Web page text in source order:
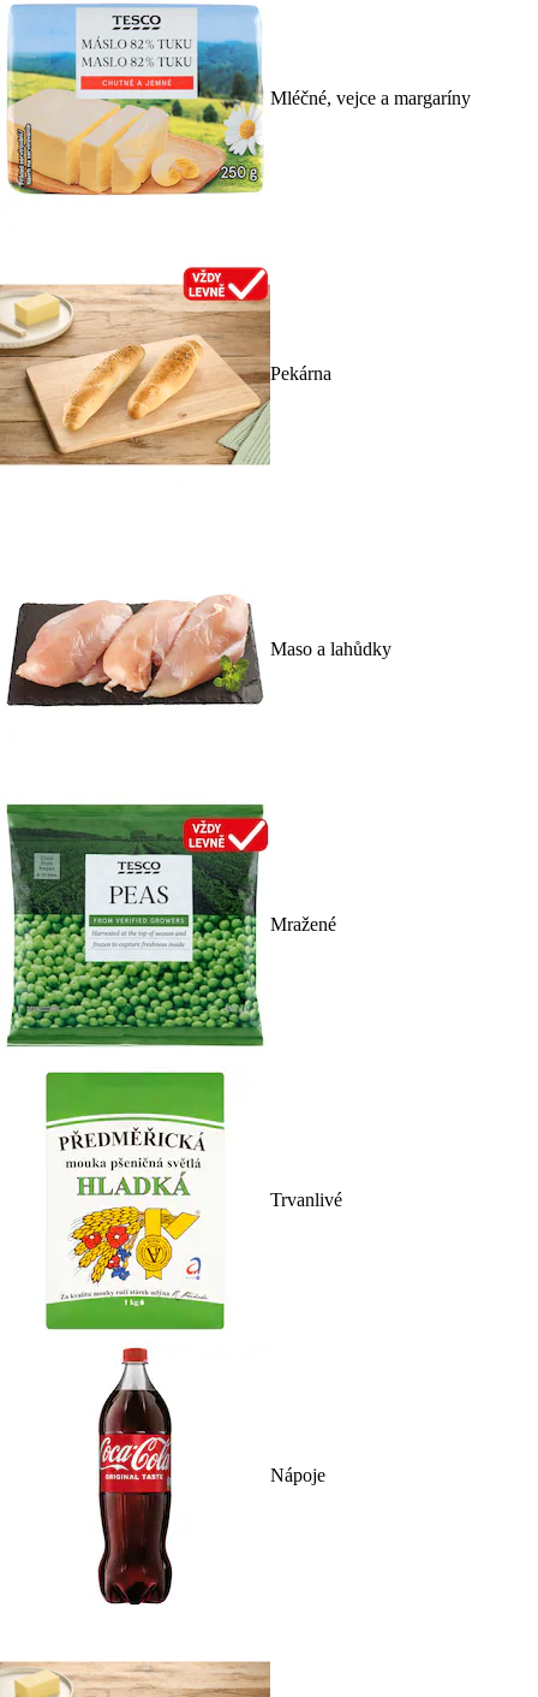
Mléčné, vejce a margaríny
Pekárna
Maso a lahůdky
Mražené
Trvanlivé
Nápoje